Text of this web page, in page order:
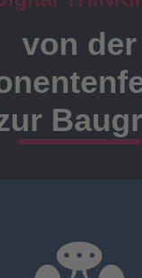
von der